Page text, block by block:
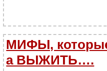
МИФЫ,
а ВЫЖИТЬ….